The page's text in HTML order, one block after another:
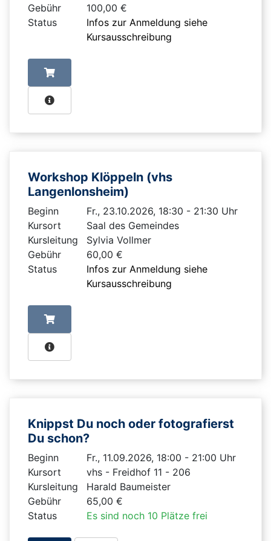
Gebühr
100,00 €
Status
Infos zur Anmeldung siehe
Kursausschreibung
Workshop Klöppeln (vhs
Langenlonsheim)
Beginn
Fr., 23.10.2026, 18:30 - 21:30 Uhr
Kursort
Saal des Gemeindes
Kursleitung
Sylvia Vollmer
Gebühr
60,00 €
Status
Infos zur Anmeldung siehe
Kursausschreibung
Knippst Du noch oder fotografierst
Du schon?
Beginn
Fr., 11.09.2026, 18:00 - 21:00 Uhr
Kursort
vhs - Freidhof 11 - 206
Kursleitung
Harald Baumeister
Gebühr
65,00 €
Status
Es sind noch 10 Plätze frei